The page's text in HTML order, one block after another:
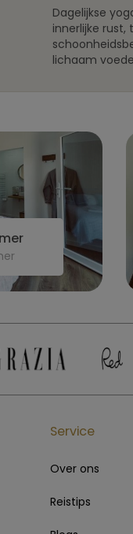
Dagelijkse
innerlijke rust,
lichaam
Service
Over ons
Reistips